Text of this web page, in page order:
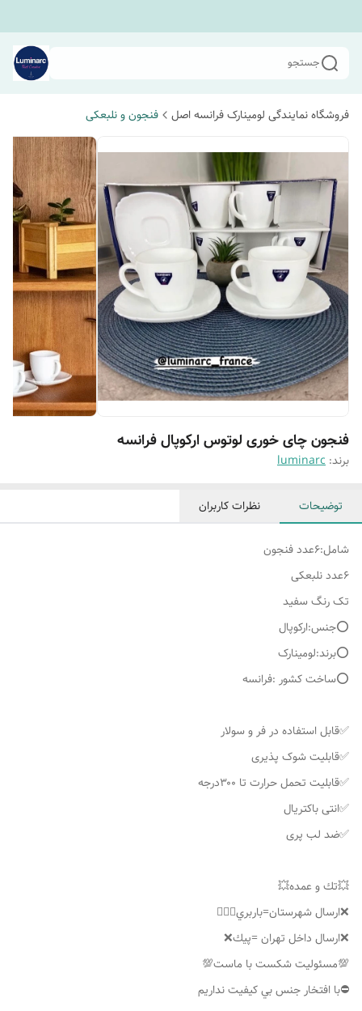
جستجو
فروشگاه نمایندگی لومینارک فرانسه اصل فنجون و نلبعکی
فنجون چای خوری لوتوس ارکوپال فرانسه
برند: luminarc
توضیحات نظرات کاربران
شامل:۶عدد فنجون
۶عدد نلبعکی
تک رنگ سفید
⭕️جنس:ارکوپال
⭕️برند:لومینارک
⭕️ساخت کشور :فرانسه
✅قابل استفاده در فر و سولار
✅قابلیت شوک پذیری
✅قابلیت تحمل حرارت تا ۳۰۰درجه
✅انتی باکتریال
✅ضد لب پری
💥تك و عمده💥
❌ارسال شهرستان=باربري👌🏼❌
❌ارسال داخل تهران =پيك❌
💯مسئوليت شكست با ماست💯
⛔️با افتخار جنس بي كيفيت نداريم